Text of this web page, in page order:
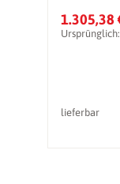
1.305,38
Ursprünglich:
lieferbar